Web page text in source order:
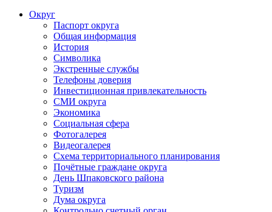
Округ
Паспорт округа
Общая информация
История
Символика
Экстренные службы
Телефоны доверия
Инвестиционная привлекательность
СМИ округа
Экономика
Социальная сфера
Фотогалерея
Видеогалерея
Схема территориального планирования
Почётные граждане округа
День Шпаковского района
Туризм
Дума округа